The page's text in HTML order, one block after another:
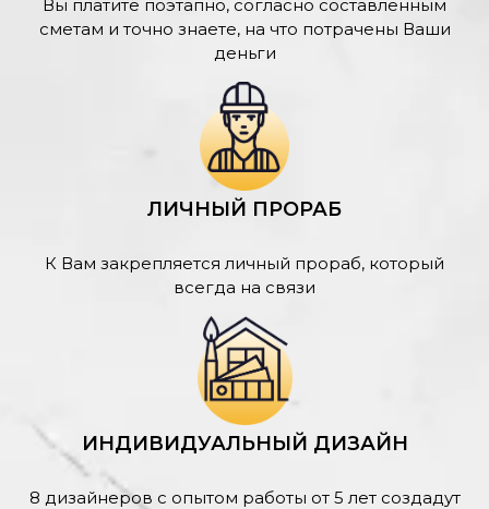
Вы платите поэтапно, согласно составленным
сметам и точно знаете, на что потрачены Ваши
деньги
ЛИЧНЫЙ ПРОРАБ
К Вам закрепляется личный прораб, который
всегда на связи
ИНДИВИДУАЛЬНЫЙ ДИЗАЙН
8 дизайнеров с опытом работы от 5 лет создадут